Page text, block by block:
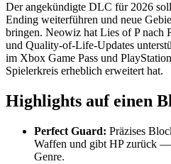
Der angekündigte DLC für 2026
Ending weiterführen und neue
bringen. Neowiz hat Lies of P nach
und Quality-of-Life-Updates
im Xbox Game Pass und
Spielerkreis erheblich erweitert hat.
Highlights auf einen
Perfect Guard: Präzises
Waffen und gibt HP zurück
Genre.